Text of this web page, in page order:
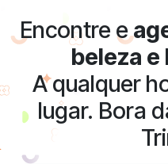
Encontre e
beleza
A qualquer
lugar. Bora